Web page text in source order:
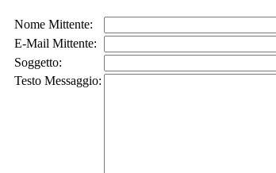
Nome Mittente:
E-Mail Mittente:
Soggetto:
Testo Messaggio: